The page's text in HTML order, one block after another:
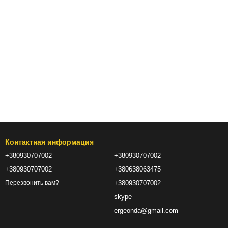
Контактная информация
+380930707002
+380930707002
Перезвонить вам?
+380930707002
+380638063475
+380930707002
skype
ergeonda@gmail.com